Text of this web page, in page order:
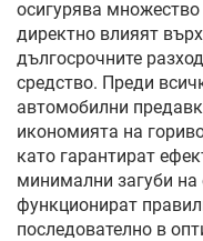
осигурява
директно влияят
дългосрочните
средство. Преди
автомобилни
икономията на
като гарантират
минимални загуби на
функционират
последователно в